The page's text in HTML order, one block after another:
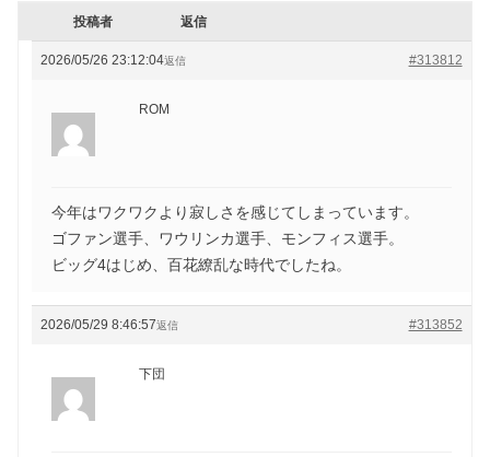
投稿者 返信
2026/05/26 23:12:04 #313812
返信
ROM
今年はワクワクより寂しさを感じてしまっています。
ゴファン選手、ワウリンカ選手、モンフィス選手。
ビッグ4はじめ、百花繚乱な時代でしたね。
2026/05/29 8:46:57 #313852
返信
下団